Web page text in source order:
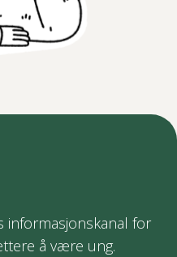
informasjonskanal for
å være ung.